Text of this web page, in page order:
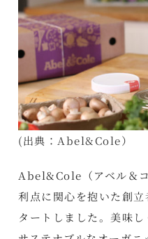
(出典： Abel&Cole）
Abel&Cole（アベル＆
利点に関心を抱いた創
タートしました。美味